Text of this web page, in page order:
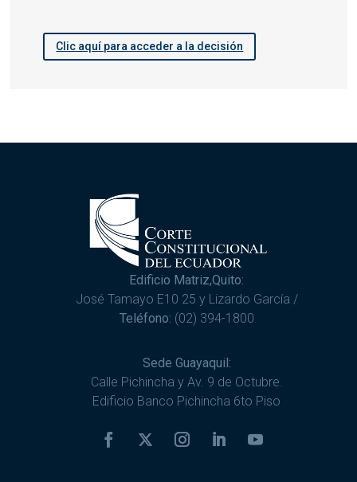
Clic aquí para acceder a la decisión
Edificio Matriz,Quito:
José Tamayo E10 25 y Lizardo García /
Teléfono: (02) 394-1800
Sede Guayaquil:
Calle Pichincha y Av. 9 de Octubre.
Edificio Banco Pichincha 6to Piso